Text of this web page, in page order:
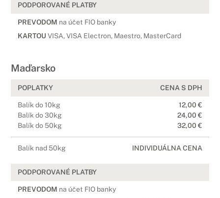
PODPOROVANÉ PLATBY
PREVODOM na účet FIO banky
KARTOU VISA, VISA Electron, Maestro, MasterCard
Maďarsko
POPLATKY
Balík do 10kg
Balík do 30kg
Balík do 50kg
Balík nad 50kg
CENA S DPH
12,00 €
24,00 €
32,00 €
INDIVIDUÁLNA CENA
PODPOROVANÉ PLATBY
PREVODOM na účet FIO banky